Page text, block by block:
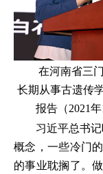
在河南省三
长期从事古遗传
报告（2021
习近平总书
概念，一些冷门
的事业耽搁了。